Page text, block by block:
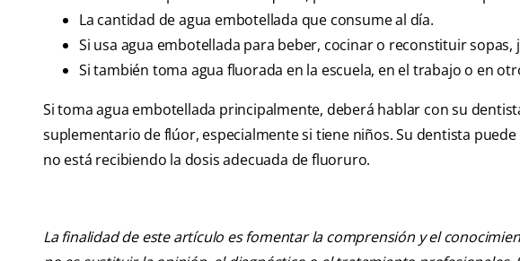
La cantidad de agua embotellada que consume al día.
Si usa agua embotellada para beber, cocinar o reconstituir sopas,
Si también toma agua fluorada en la escuela, en el trabajo o en
Si toma agua embotellada principalmente, deberá hablar con su
suplementario de flúor, especialmente si tiene niños. Su dentista
no está recibiendo la dosis adecuada de fluoruro.
La finalidad de este artículo es fomentar la comprensión y el